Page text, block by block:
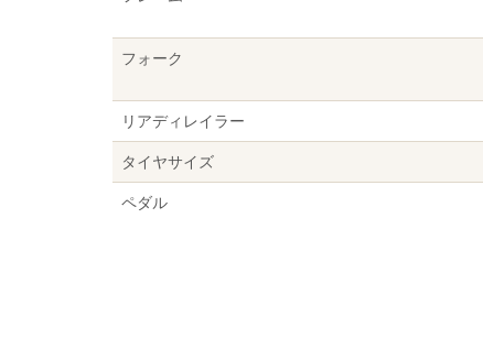
フォーク
リアディレイラー
タイヤサイズ
ペダル